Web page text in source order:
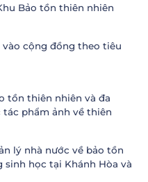
Bảo tồn thiên nhiên
cộng đồng theo tiêu
tồn thiên nhiên và đa
phẩm ảnh về thiên
lý nhà nước về bảo tồn
sinh học tại Khánh Hòa và